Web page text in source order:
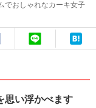
でおしゃれなカーキ女子
思い浮かべます